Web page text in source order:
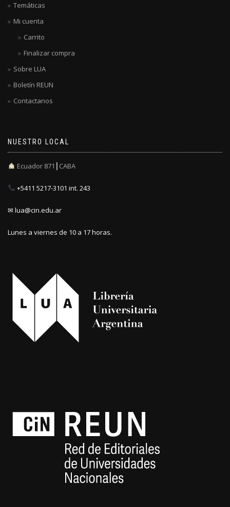
Temáticas
Mi cuenta
Carrito
Finalizar compra
Sobre LUA
Boletín REUN
Contactanos
NUESTRO LOCAL
Ecuador 871┃CABA
+5411 5217-3101 int. 243
✉ lua@cin.edu.ar
Lunes a viernes de 10 a 17 horas.